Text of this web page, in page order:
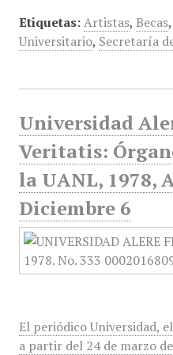
Etiquetas: Artistas, Becas,
Universitario, Secretaría
Universidad
Veritatis:
la UANL, 1978,
Diciembre 6
El periódico Universidad,
a partir del 24 de marzo